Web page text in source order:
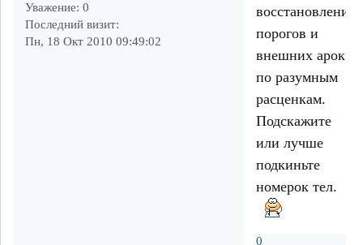
Уважение: 0
Последний визит:
Пн, 18 Окт 2010 09:49:02
восстановлению
порогов и
внешних арок
по разумным
расценкам.
Подскажите
или лучше
подкиньте
номерок тел.
0